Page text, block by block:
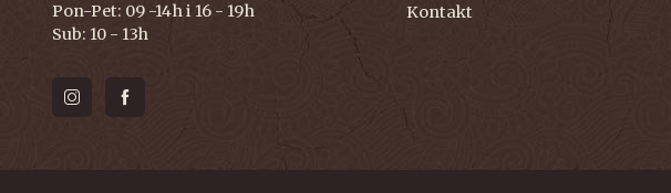
Pon-Pet: 09 -14h i 16 - 19h
Sub: 10 - 13h
Kontakt